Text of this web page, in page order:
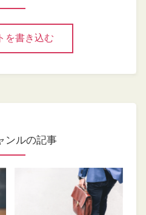
を書き込む
ンルの記事